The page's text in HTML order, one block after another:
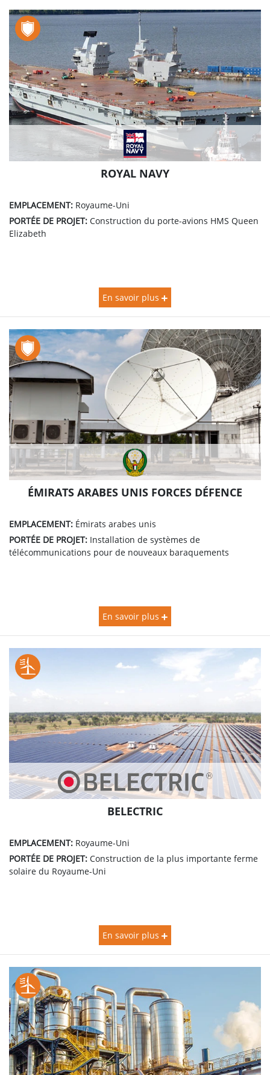
ROYAL NAVY
EMPLACEMENT: Royaume-Uni
PORTÉE DE PROJET: Construction du porte-avions HMS Queen
Elizabeth
En savoir plus
ÉMIRATS ARABES UNIS FORCES DÉFENCE
EMPLACEMENT: Émirats arabes unis
PORTÉE DE PROJET: Installation de systèmes de
télécommunications pour de nouveaux baraquements
En savoir plus
BELECTRIC
EMPLACEMENT: Royaume-Uni
PORTÉE DE PROJET: Construction de la plus importante ferme
solaire du Royaume-Uni
En savoir plus